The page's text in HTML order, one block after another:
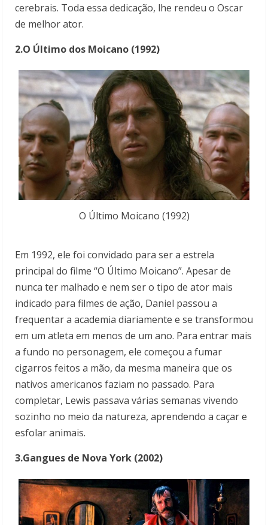
cerebrais. Toda essa dedicação, lhe rendeu o Oscar
de melhor ator.
2.O Último dos Moicano (1992)
O Último Moicano (1992)
Em 1992, ele foi convidado para ser a estrela
principal do filme “O Último Moicano”. Apesar de
nunca ter malhado e nem ser o tipo de ator mais
indicado para filmes de ação, Daniel passou a
frequentar a academia diariamente e se transformou
em um atleta em menos de um ano. Para entrar mais
a fundo no personagem, ele começou a fumar
cigarros feitos a mão, da mesma maneira que os
nativos americanos faziam no passado. Para
completar, Lewis passava várias semanas vivendo
sozinho no meio da natureza, aprendendo a caçar e
esfolar animais.
3.Gangues de Nova York (2002)